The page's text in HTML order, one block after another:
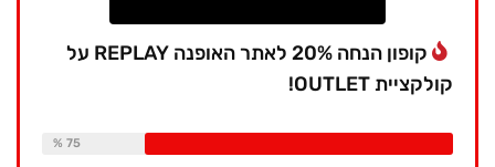
קופון הנחה 20% לאתר האופנה REPLAY על
קולקציית OUTLET!
Available:
75 %